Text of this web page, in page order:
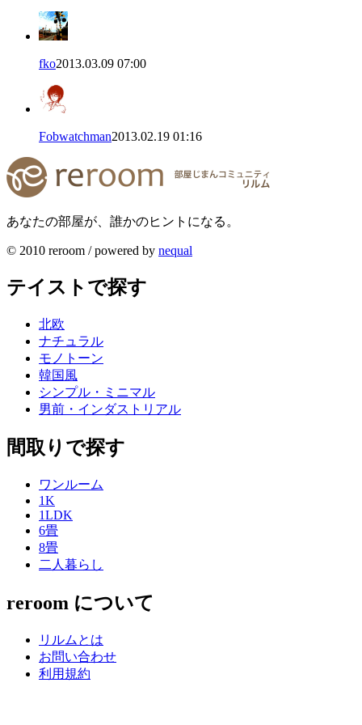
fko2013.03.09 07:00
Fobwatchman2013.02.19 01:16
あなたの部屋が、誰かのヒントになる。
© 2010 reroom / powered by nequal
テイストで探す
北欧
ナチュラル
モノトーン
韓国風
シンプル・ミニマル
男前・インダストリアル
間取りで探す
ワンルーム
1K
1LDK
6畳
8畳
二人暮らし
reroom について
リルムとは
お問い合わせ
利用規約